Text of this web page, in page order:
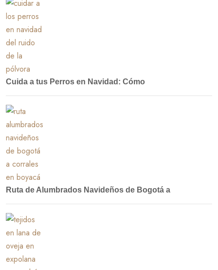
Cuida a tus Perros en Navidad: Cómo
Ruta de Alumbrados Navideños de Bogotá a